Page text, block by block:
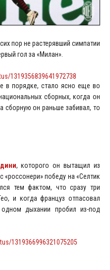
пор не растерявший симпатии
гол за «Милан».
1319356839641972738
в порядке, стало ясно еще во
сборных, когда он
сборную он раньше забивал, то
, которого он вытащил из
«россонери» победу на «Селтик
тем фактом, что сразу три
и когда француз отпасовал
дыхании пробил из-под
1319366996321075205